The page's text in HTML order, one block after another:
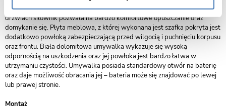
wielu przyborów łazienkowych czy kosmetyków. Zamontowany w
drzwiach siłownik pozwala na bardzo komfortowe opuszczanie oraz
domykanie się. Płyta meblowa, z której wykonana jest szafka pokryta jest
dodatkowo powłoką zabezpieczającą przed wilgocią i puchnięciu korpusu
oraz frontu. Biała dolomitowa umywalka wykazuje się wysoką
odpornością na uszkodzenia oraz jej powłoka jest bardzo łatwa w
utrzymaniu czystości. Umywalka posiada standardowy otwór na baterię
oraz daje możliwość obracania jej – bateria może się znajdować po lewej
lub prawej stronie.
Montaż